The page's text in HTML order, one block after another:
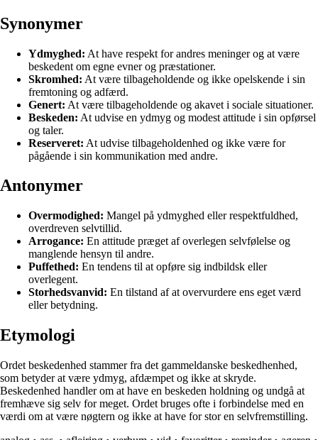
Synonymer
Ydmyghed: At have respekt for andres meninger og at være
beskedent om egne evner og præstationer.
Skromhed: At være tilbageholdende og ikke opelskende i sin
fremtoning og adfærd.
Genert: At være tilbageholdende og akavet i sociale situationer.
Beskeden: At udvise en ydmyg og modest attitude i sin opførsel
og taler.
Reserveret: At udvise tilbageholdenhed og ikke være for
pågående i sin kommunikation med andre.
Antonymer
Overmodighed: Mangel på ydmyghed eller respektfuldhed,
overdreven selvtillid.
Arrogance: En attitude præget af overlegen selvfølelse og
manglende hensyn til andre.
Puffethed: En tendens til at opføre sig indbildsk eller
overlegent.
Storhedsvanvid: En tilstand af at overvurdere ens eget værd
eller betydning.
Etymologi
Ordet beskedenhed stammer fra det gammeldanske beskedhenhed,
som betyder at være ydmyg, afdæmpet og ikke at skryde.
Beskedenhed handler om at have en beskeden holdning og undgå at
fremhæve sig selv for meget. Ordet bruges ofte i forbindelse med en
værdi om at være nøgtern og ikke at have for stor en selvfremstilling.